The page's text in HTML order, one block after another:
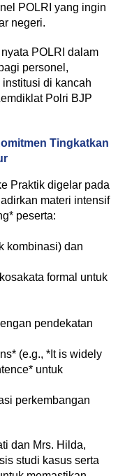
POLRI yang ingin
negeri.
POLRI dalam
personel,
di kancah
Polri BJP
Tingkatkan
Praktik digelar pada
materi intensif
peserta:
kombinasi) dan
formal untuk
pendekatan
(e.g., *It is widely
untuk
perkembangan
dan Mrs. Hilda,
studi kasus serta